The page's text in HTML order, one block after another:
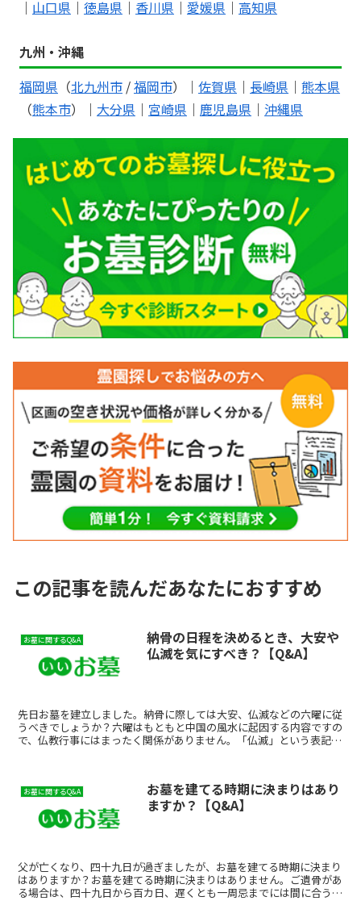
｜ 山口県 ｜ 徳島県 ｜ 香川県 ｜ 愛媛県 ｜ 高知県
九州・沖縄
福岡県 （北九州市 /福岡市）｜ 佐賀県 ｜ 長崎県 ｜ 熊本県
（熊本市）｜ 大分県 ｜ 宮崎県 ｜ 鹿児島県 ｜ 沖縄県
この記事を読んだあなたにおすすめ
お墓に関するQ&A
納骨の日程を決めるとき、大安や
仏滅を気にすべき？【Q&A】
先日お墓を建立しました。納骨に際しては大安、仏滅などの六曜に従
うべきでしょうか？六曜はもともと中国の風水に起因する内容ですの
で、仏教行事にはまったく関係がありません。「仏滅」という表記
お墓に関するQ&A
お墓を建てる時期に決まりはあり
ますか？【Q&A】
父が亡くなり、四十九日が過ぎましたが、お墓を建てる時期に決まり
はありますか？お墓を建てる時期に決まりはありません。ご遺骨があ
る場合は、四十九日から百カ日、遅くとも一周忌までには間に合うよ